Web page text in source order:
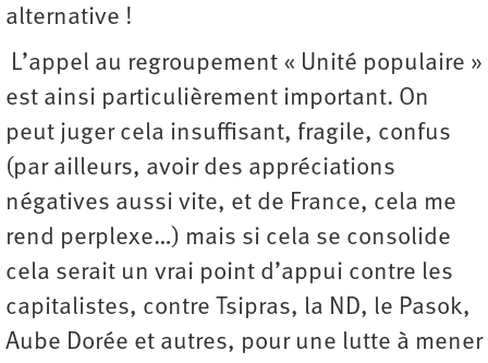
alternative !
L’appel au regroupement « Unité populaire »
est ainsi particulièrement important. On
peut juger cela insuffisant, fragile, confus
(par ailleurs, avoir des appréciations
négatives aussi vite, et de France, cela me
rend perplexe…) mais si cela se consolide
cela serait un vrai point d’appui contre les
capitalistes, contre Tsipras, la ND, le Pasok,
Aube Dorée et autres, pour une lutte à mener